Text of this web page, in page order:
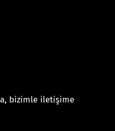
bizimle iletişime